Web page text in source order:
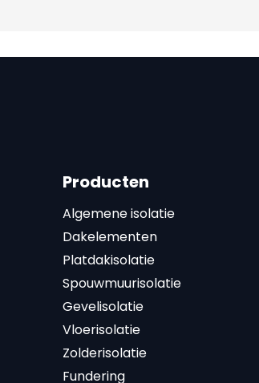
Producten
Algemene isolatie
Dakelementen
Platdakisolatie
Spouwmuurisolatie
Gevelisolatie
Vloerisolatie
Zolderisolatie
Fundering